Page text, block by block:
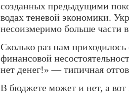
созданных предыдущими
водах теневой экономики.
несоизмеримо больше части
Сколько раз нам
финансовой
нет денег!» — типичная
В бюджете может и нет, а вот